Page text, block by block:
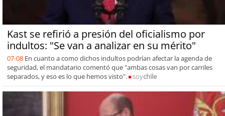
Kast se refirió a presión del oficialismo por
indultos: "Se van a analizar en su mérito"
07-08 En cuanto a como dichos indultos podrían afectar la agenda de
seguridad, el mandatario comentó que "ambas cosas van por carriles
separados, y eso es lo que hemos visto".
soychile